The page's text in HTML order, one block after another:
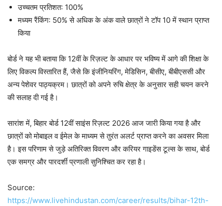
उच्चतम प्रतिशत: 100%
मध्यम रैंकिंग: 50% से अधिक के अंक वाले छात्रों ने टॉप 10 में स्थान प्राप्त
किया
बोर्ड ने यह भी बताया कि 12वीं के रिज़ल्ट के आधार पर भविष्य में आगे की शिक्षा के
लिए विकल्प विस्तारित हैं, जैसे कि इंजीनियरिंग, मेडिसिन, बीसीए, बीबीएससी और
अन्य पेशेवर पाठ्यक्रम। छात्रों को अपने रुचि क्षेत्र के अनुसार सही चयन करने
की सलाह दी गई है।
सारांश में, बिहार बोर्ड 12वीं साइंस रिज़ल्ट 2026 आज जारी किया गया है और
छात्रों को मोबाइल व ईमेल के माध्यम से तुरंत अलर्ट प्राप्त करने का अवसर मिला
है। इस परिणाम से जुड़े अतिरिक्त विवरण और करियर गाइडेंस टूल्स के साथ, बोर्ड
एक समग्र और पारदर्शी प्रणाली सुनिश्चित कर रहा है।
Source:
https://www.livehindustan.com/career/results/bihar-12th-